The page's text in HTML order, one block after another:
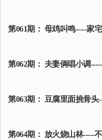
第061期： 母鸡叫鸣-----家
第062期： 夫妻俩唱小调
第063期： 豆腐里面挑骨头
第064期： 放火烧山林-----